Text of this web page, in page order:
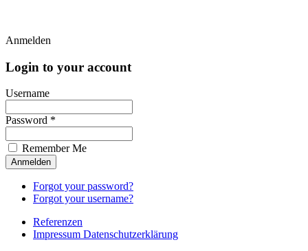
Anmelden
Login to your account
Username
Password *
Remember Me
Forgot your password?
Forgot your username?
Referenzen
Impressum Datenschutzerklärung